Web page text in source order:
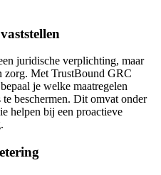
juridische verplichting, maar
zorg. Met TrustBound GRC
je welke maatregelen
beschermen. Dit omvat onder
helpen bij een proactieve